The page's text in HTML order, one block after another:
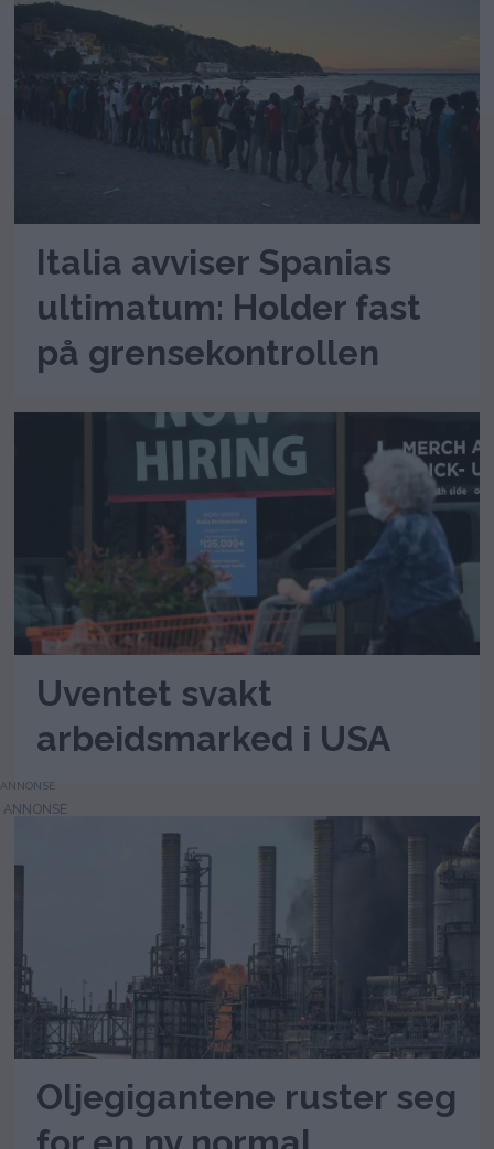
Italia avviser Spanias
ultimatum: Holder fast
på grensekontrollen
Uventet svakt
arbeidsmarked i USA
ANNONSE
Oljegigantene ruster seg